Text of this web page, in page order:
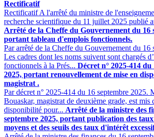
Rectificatif
Rectificatif A l'arrêté du ministre de
recherche scientifique du 11 juillet 2025 publié
Arrêté de la Cheffe du Gouvernement du 16
portant tableau d'emplois fonctionnels.
Par arrêté de la Cheffe du Gouvernement du 16
Les cadres dont les noms suivent sont chargés
fonctionnels à la Prés... Décret n° 2025-414 du
2025, portant renouvellement de mise en
magistrat .
Par décret n° 2025-414 du 16 septembre 2025.
Bouaskar, magistrat de deuxième grade, est mis
disponibilité pour... Arrêté de la ministre des
septembre 2025, portant publication des
moyens et des seuils des taux d'intérêt